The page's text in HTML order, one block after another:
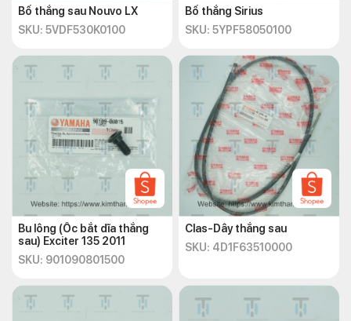
Bố thắng sau Nouvo LX
SKU: 5VDF530K0100
Bố thắng Sirius
SKU: 5YPF58050100
Bu lông (Ốc bắt dĩa thắng
sau) Exciter 135 2011
SKU: 901090801500
Clas-Dây thắng sau
SKU: 4D1F63510000